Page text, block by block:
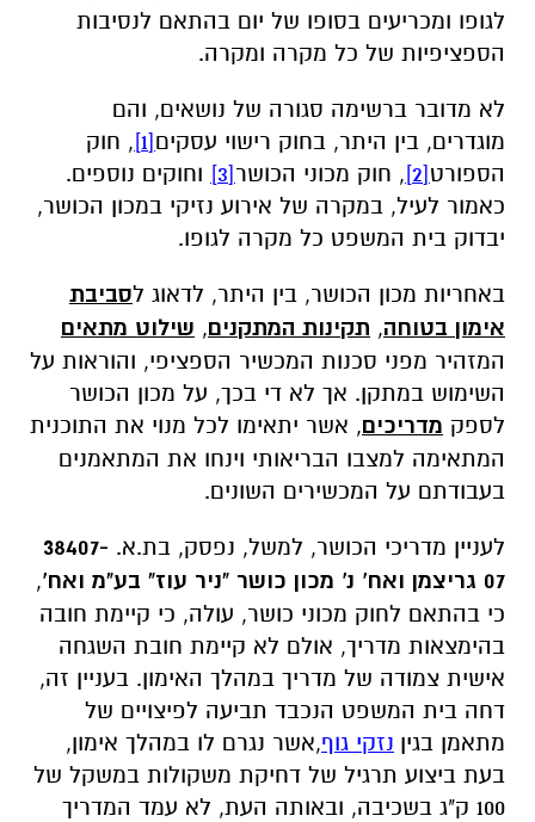
לגופו ומכריעים בסופו של יום בהתאם לנסיבות
הספציפיות של כל מקרה ומקרה.
לא מדובר ברשימה סגורה של נושאים, והם
מוגדרים, בין היתר, בחוק רישוי עסקים[1] , חוק
הספורט[2] , חוק מכוני הכושר[3]
וחוקים נוספים.
כאמור לעיל, במקרה של אירוע נזיקי במכון הכושר,
יבדוק בית המשפט כל מקרה לגופו.
באחריות מכון הכושר, בין היתר, לדאוג לסביבת
אימון בטוחה, תקינות המתקנים, שילוט מתאים
המזהיר מפני סכנות המכשיר הספציפי, והוראות על
השימוש במתקן. אך לא די בכך, על מכון הכושר
לספק מדריכים, אשר יתאימו לכל מנוי את התוכנית
המתאימה למצבו הבריאותי וינחו את המתאמנים
בעבודתם על המכשירים השונים.
לעניין מדריכי הכושר, למשל, נפסק, בת.א. 38407-
07 גריצמן ואח' נ' מכון כושר "ניר עוז" בע"מ ואח'
,
כי בהתאם לחוק מכוני כושר, עולה, כי קיימת חובה
בהימצאות מדריך, אולם לא קיימת חובת השגחה
אישית צמודה של מדריך במהלך האימון. בעניין זה,
דחה בית המשפט הנכבד תביעה לפיצויים של
מתאמן בגין נזקי גוף,אשר נגרם לו במהלך אימון,
בעת ביצוע תרגיל של דחיקת משקולות במשקל של
100 ק"ג בשכיבה, ובאותה העת, לא עמד המדריך